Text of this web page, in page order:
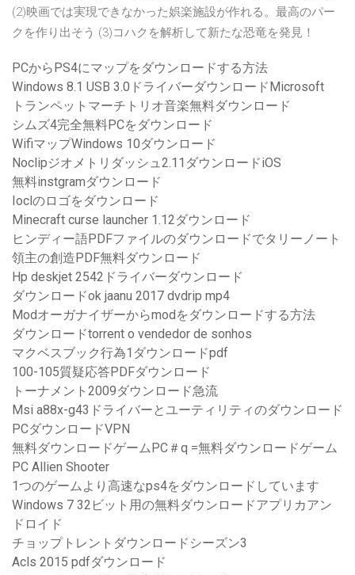
(2)映画では実現できなかった娯楽施設が作れる。最高のパー
クを作り出そう (3)コハクを解析して新たな恐竜を発見！
PCからPS4にマップをダウンロードする方法
Windows 8.1 USB 3.0ドライバーダウンロードMicrosoft
トランペットマーチトリオ音楽無料ダウンロード
シムズ4完全無料PCをダウンロード
WifiマップWindows 10ダウンロード
Noclipジオメトリダッシュ2.11ダウンロードiOS
無料instgramダウンロード
Ioclのロゴをダウンロード
Minecraft curse launcher 1.12ダウンロード
ヒンディー語PDFファイルのダウンロードでタリーノート
領主の創造PDF無料ダウンロード
Hp deskjet 2542ドライバーダウンロード
ダウンロードok jaanu 2017 dvdrip mp4
Modオーガナイザーからmodをダウンロードする方法
ダウンロードtorrent o vendedor de sonhos
マクベスブック行為1ダウンロードpdf
100-105質疑応答PDFダウンロード
トーナメント2009ダウンロード急流
Msi a88x-g43ドライバーとユーティリティのダウンロード
PCダウンロードVPN
無料ダウンロードゲームPC＃q =無料ダウンロードゲーム
PC Allien Shooter
1つのゲームより高速なps4をダウンロードしています
Windows 7 32ビット用の無料ダウンロードアプリカアン
ドロイド
チョップトレントダウンロードシーズン3
Acls 2015 pdfダウンロード